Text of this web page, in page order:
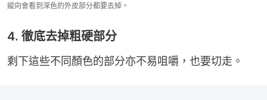
縱向會看到深色的外皮部分都要去掉。
4. 徹底去掉粗硬部分
剩下這些不同顏色的部分亦不易咀嚼，也要切走。